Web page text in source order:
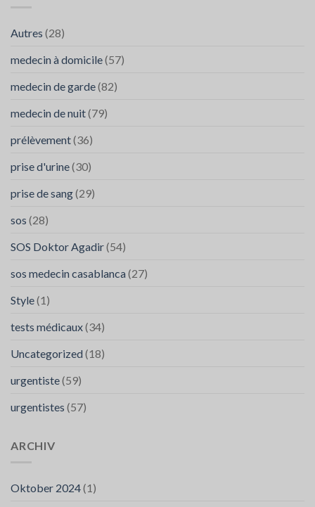
Autres (28)
medecin à domicile(57)
medecin de garde(82)
medecin de nuit(79)
prélèvement(36)
prise d'urine(30)
prise de sang(29)
sos (28)
SOS Doktor Agadir(54)
sos medecin casablanca (27)
Style(1)
tests médicaux(34)
Uncategorized (18)
urgentiste(59)
urgentistes (57)
ARCHIV
Oktober 2024(1)